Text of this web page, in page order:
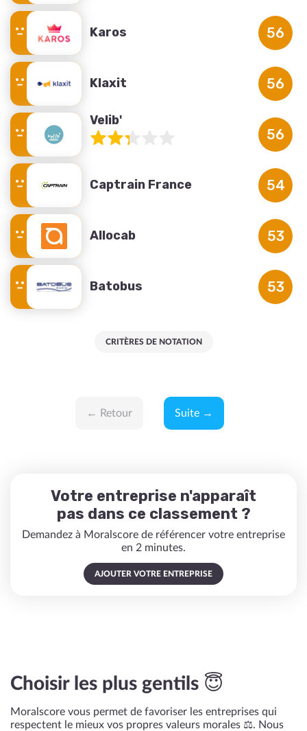
Karos 56
Klaxit 56
Velib'
56
Captrain France 54
Allocab 53
Batobus 53
CRITÈRES DE NOTATION
← Retour Suite →
Votre entreprise n'apparaît
pas dans ce classement ?
Demandez à Moralscore de référencer votre entreprise
en 2 minutes.
AJOUTER VOTRE ENTREPRISE
Choisir les plus gentils 😇
Moralscore vous permet de favoriser les entreprises qui
respectent le mieux vos propres valeurs morales ⚖️. Nous